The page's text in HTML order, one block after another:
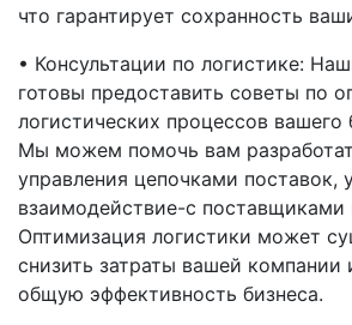
что гарантирует сохранность
• Консультации по логистике:
готовы предоставить советы по
логистических процессов вашего
Мы можем помочь вам
управления цепочками поставок,
взаимодействие-с поставщиками
Оптимизация логистики может
снизить затраты вашей компании
общую эффективность бизнеса.